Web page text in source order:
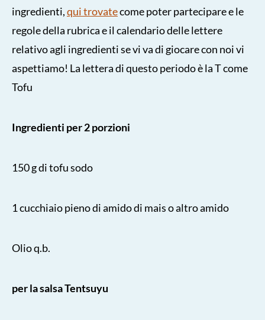
ingredienti,qui trovatecome poter partecipare e le
regole della rubrica e il calendario delle lettere
relativo agli ingredienti se vi va di giocare con noi vi
aspettiamo! La lettera di questo periodo è la T come
Tofu
Ingredienti per 2 porzioni
150 g di tofu sodo
1 cucchiaio pieno di amido di mais o altro amido
Olio q.b.
per la salsa Tentsuyu